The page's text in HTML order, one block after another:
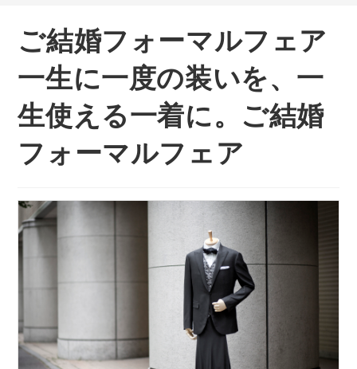
ご結婚フォーマルフェア
一生に一度の装いを、一
生使える一着に。ご結婚
フォーマルフェア